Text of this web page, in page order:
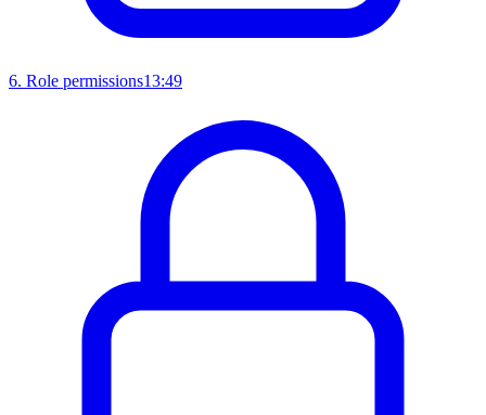
6. Role permissions13:49